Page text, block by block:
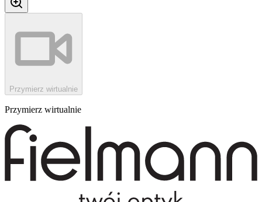
Przymierz wirtualnie
Przymierz wirtualnie